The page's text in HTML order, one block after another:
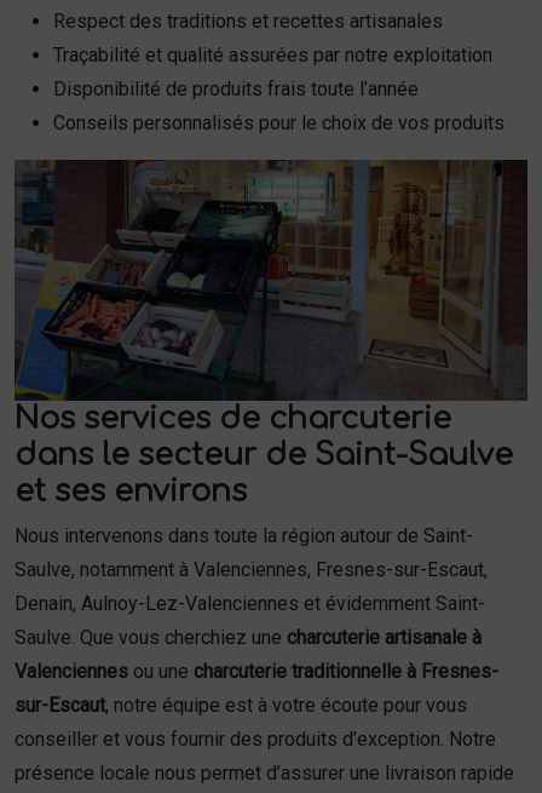
Respect des traditions et recettes artisanales
Traçabilité et qualité assurées par notre exploitation
Disponibilité de produits frais toute l’année
Conseils personnalisés pour le choix de vos produits
Nos services de charcuterie
dans le secteur de Saint-Saulve
et ses environs
Nous intervenons dans toute la région autour de Saint-
Saulve, notamment à Valenciennes, Fresnes-sur-Escaut,
Denain, Aulnoy-Lez-Valenciennes et évidemment Saint-
Saulve. Que vous cherchiez une charcuterie artisanale à
Valenciennes ou une charcuterie traditionnelle à Fresnes-
sur-Escaut, notre équipe est à votre écoute pour vous
conseiller et vous fournir des produits d’exception. Notre
présence locale nous permet d’assurer une livraison rapide